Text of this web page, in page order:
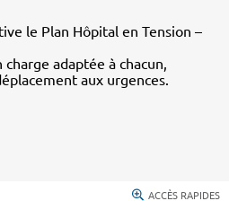
le Plan Hôpital en Tension –
adaptée à chacun,
aux urgences.
ACCÈS RAPIDES